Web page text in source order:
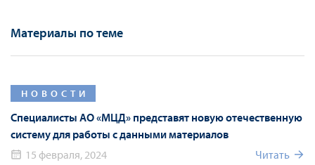
Материалы по теме
НОВОСТИ
Специалисты АО «МЦД» представят новую отечественную
систему для работы с данными материалов
15 февраля, 2024
Читать